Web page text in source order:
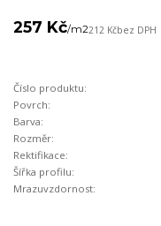
257 Kč/m2212 Kčbez DPH
Číslo produktu:
Povrch:
Barva:
Rozměr:
Rektifikace:
Šířka profilu:
Mrazuvzdornost: